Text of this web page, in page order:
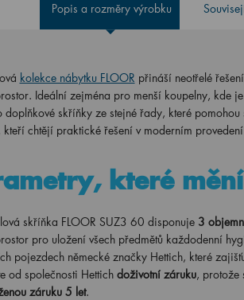
Popis a rozměry výrobku
kolekce nábytku FLOOR přináší neotřelé
Ideální zejména pro menší koupelny, kde
doplňkové skříňky ze stejné řady, které
kteří chtějí praktické řešení v moderním
které
skříňka FLOOR SUZ3 60 disponuje 3
pro uložení všech předmětů každodenní
pojezdech německé značky Hettich, které
od společnosti Hettich doživotní záruku, protože
záruku 5 let.